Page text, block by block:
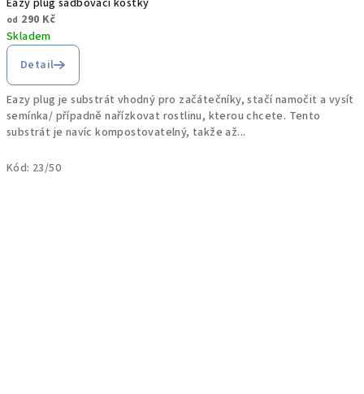
od 290 Kč
Skladem
Detail
Eazy plug je substrát vhodný pro začátečníky, stačí namočit a vysít
semínka/ případně nařízkovat rostlinu, kterou chcete. Tento
substrát je navíc kompostovatelný, takže až...
Kód: 23/50